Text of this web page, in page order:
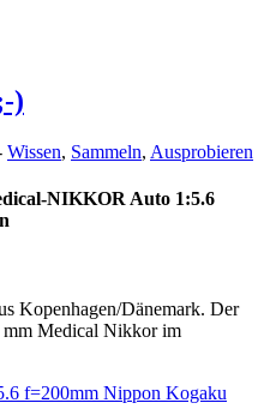
)
Wissen, Sammeln, Ausprobieren
NIKKOR Auto 1:5.6
Kopenhagen/Dänemark. Der
mm Medical Nikkor im
f=200mm Nippon Kogaku